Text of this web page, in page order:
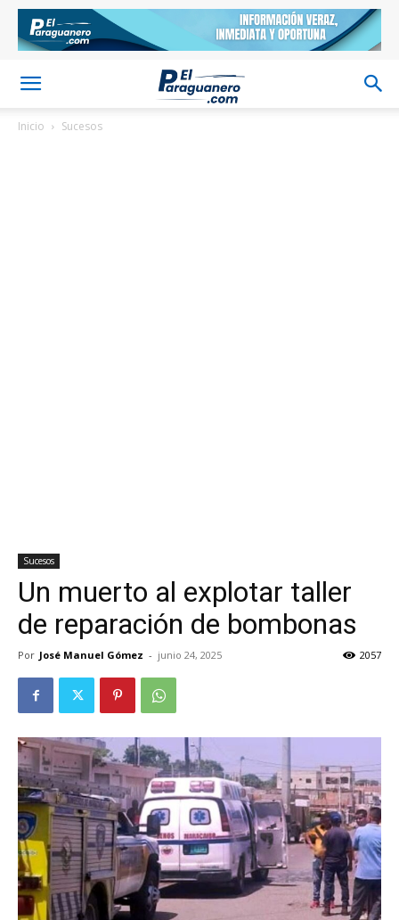
Inicio Sucesos
Sucesos
Un muerto al explotar taller
de reparación de bombonas
Por José Manuel Gómez - junio 24, 2025 2057